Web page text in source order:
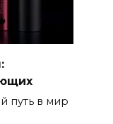
путь в мир